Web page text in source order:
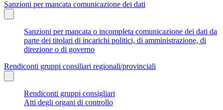
Sanzioni per mancata comunicazione dei dati
Sanzioni per mancata o incompleta comunicazione dei dati da
parte dei titolari di incarichi politici, di amministrazione, di
direzione o di governo
Rendiconti gruppi consiliari regionali/provinciali
Rendiconti gruppi consigliari
Atti degli organi di controllo